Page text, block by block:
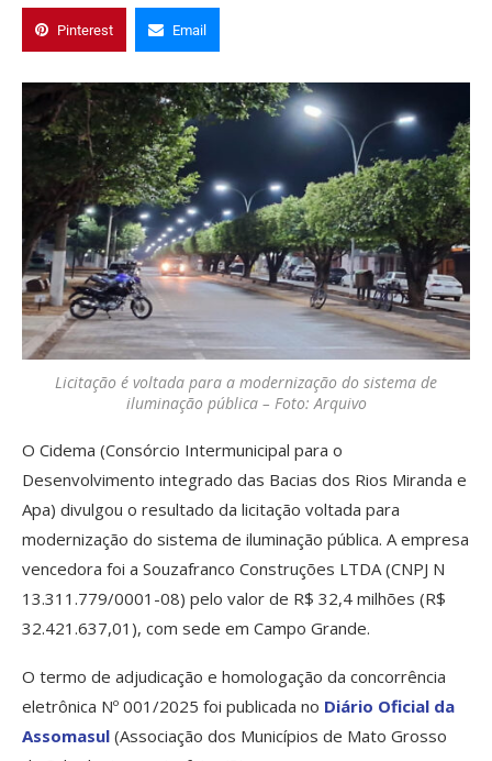
Pinterest Email
Licitação é voltada para a modernização do sistema de
iluminação pública – Foto: Arquivo
O Cidema (Consórcio Intermunicipal para o
Desenvolvimento integrado das Bacias dos Rios Miranda e
Apa) divulgou o resultado da licitação voltada para
modernização do sistema de iluminação pública. A empresa
vencedora foi a Souzafranco Construções LTDA (CNPJ N
13.311.779/0001-08) pelo valor de R$ 32,4 milhões (R$
32.421.637,01), com sede em Campo Grande.
O termo de adjudicação e homologação da concorrência
eletrônica Nº 001/2025 foi publicada no Diário Oficial da
Assomasul (Associação dos Municípios de Mato Grosso